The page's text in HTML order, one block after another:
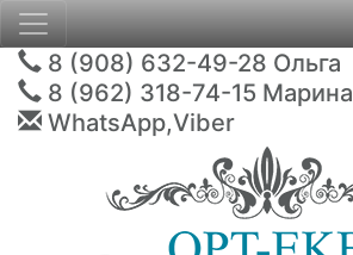
8 (908) 632-49-28 Ольга
8 (962) 318-74-15 Марина
WhatsApp,Viber